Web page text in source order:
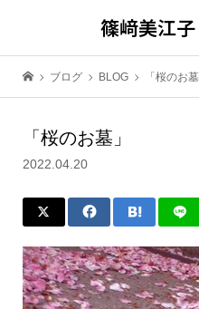
篠﨑美江
ブログ BLOG 「桜のお墓
「桜のお墓」
2022.04.20